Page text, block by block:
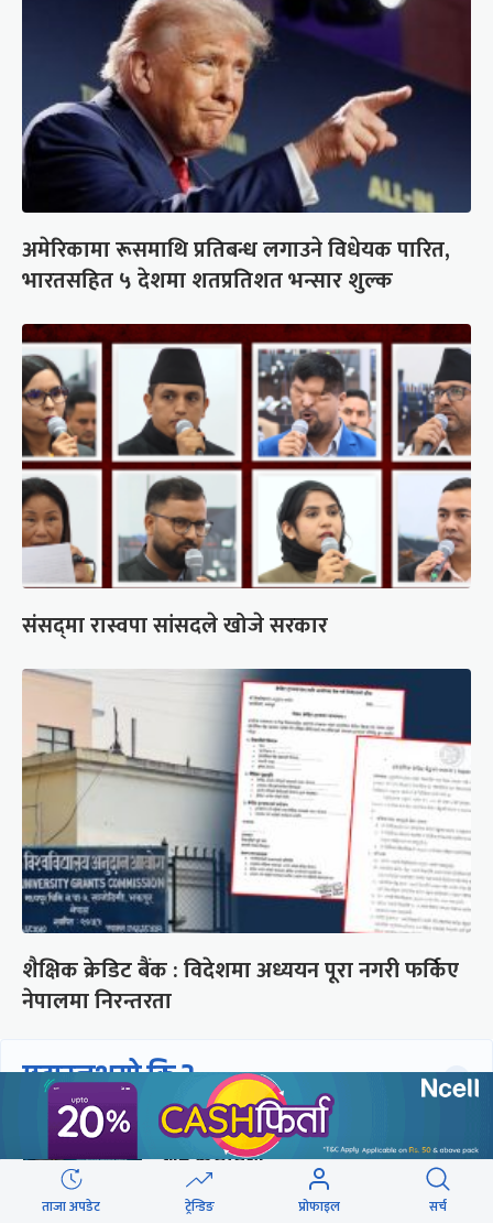
अमेरिकामा रूसमाथि प्रतिबन्ध लगाउने विधेयक पारित,
भारतसहित ५ देशमा शतप्रतिशत भन्सार शुल्क
संसद्‍मा रास्वपा सांसदले खोजे सरकार
शैक्षिक क्रेडिट बैंक : विदेशमा अध्ययन पूरा नगरी फर्किए
नेपालमा निरन्तरता
छुटाउनुभयो कि ?
संसद्लाई टेर्दैनन् प्रधानमन्त्री, लाचार
छन् सभामुख
ताजा अपडेट ट्रेन्डिङ प्रोफाइल सर्च